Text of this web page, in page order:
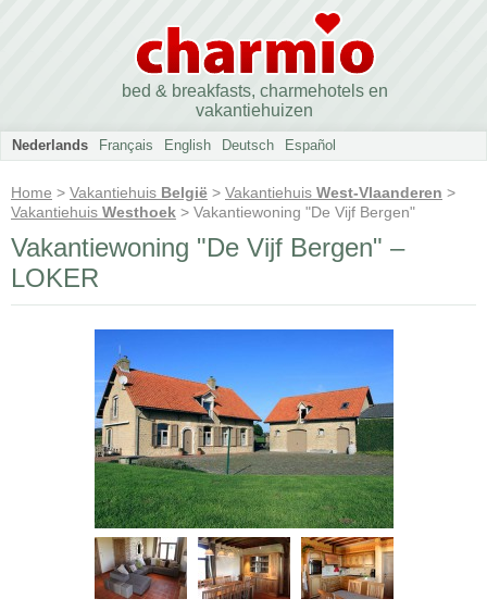
bed & breakfasts, charmehotels en
vakantiehuizen
Nederlands Français English Deutsch Español
Home > Vakantiehuis België > Vakantiehuis West-Vlaanderen >
Vakantiehuis Westhoek > Vakantiewoning "De Vijf Bergen"
Vakantiewoning "De Vijf Bergen" –
LOKER